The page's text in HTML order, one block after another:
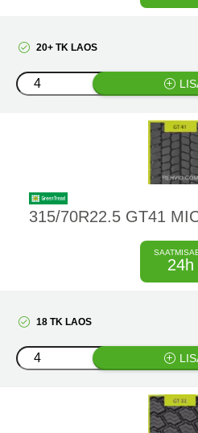
20+ TK LAOS
315/70R22.5 GT41
24h
18 TK LAOS